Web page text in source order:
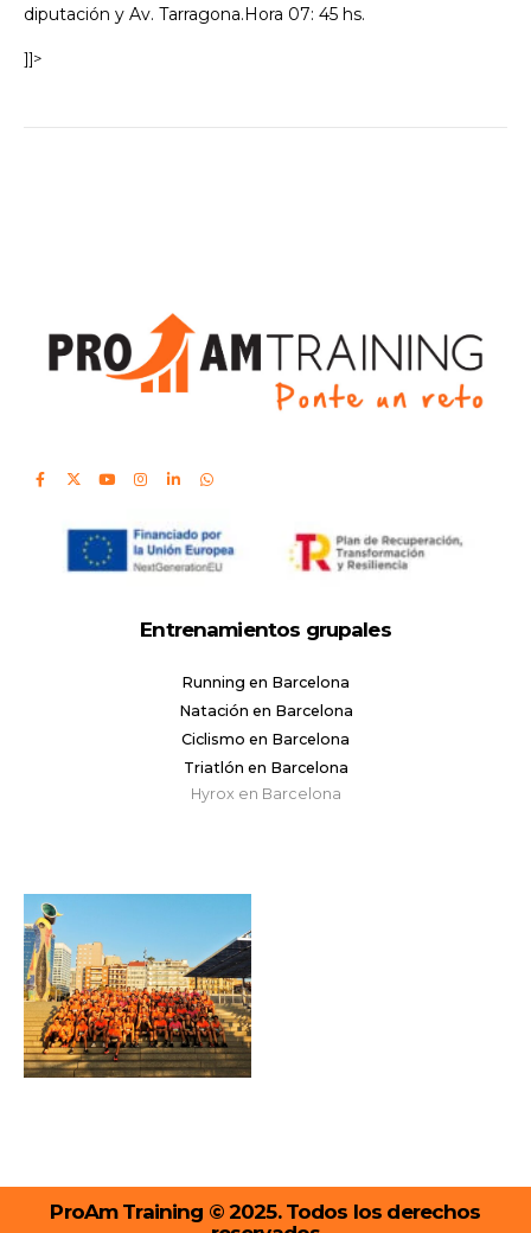
diputación y Av. Tarragona.Hora 07: 45 hs.
]]>
Entrenamientos grupales
Running en Barcelona
Natación en Barcelona
Ciclismo en Barcelona
Triatlón en Barcelona
Hyrox en Barcelona
ProAm Training © 2025. Todos los derechos